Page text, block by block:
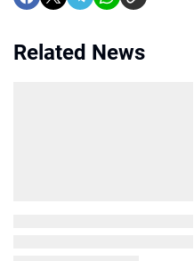
Related News